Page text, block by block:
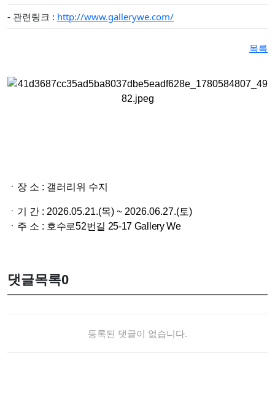
2026 경기도자비엔날레 국제공모전 대상작에 데이비드 라우어
- 관련링크 : http://www.gallerywe.com/
목록
ㆍ 장 소 : 갤러리위 수지
ㆍ 기 간 : 2026.05.21.(목) ~ 2026.06.27.(토)
ㆍ주 소 : 호수로52번길 25-17 Gallery We
댓글목록0
등록된 댓글이 없습니다.